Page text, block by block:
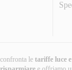
confronta le tariffe luce e